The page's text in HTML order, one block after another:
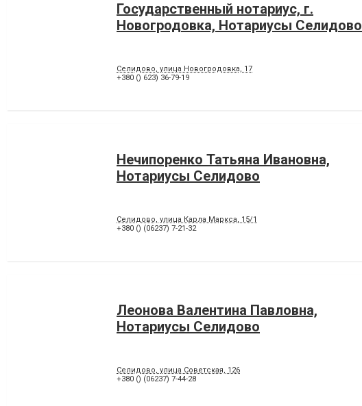
Государственный нотариус, г.
Новогродовка, Нотариусы Селидово
Селидово, улица Новогродовка, 17
+380 () 623) 36-79-19
Нечипоренко Татьяна Ивановна,
Нотариусы Селидово
Селидово, улица Карла Маркса, 15/1
+380 () (06237) 7-21-32
Леонова Валентина Павловна,
Нотариусы Селидово
Селидово, улица Советская, 126
+380 () (06237) 7-44-28